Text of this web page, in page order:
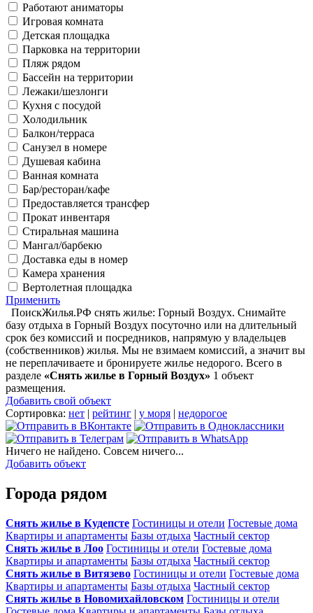
Работают аниматоры
Игровая комната
Детская площадка
Парковка на территории
Пляж рядом
Бассейн на территории
Лежаки/шезлонги
Кухня с посудой
Холодильник
Балкон/терраса
Санузел в номере
Душевая кабина
Ванная комната
Бар/ресторан/кафе
Предоставляется трансфер
Прокат инвентаря
Стиральная машина
Мангал/барбекю
Доставка еды в номер
Камера хранения
Вертолетная площадка
Применить
ПоискЖилья.РФ снять жилье: Горный Воздух. Снимайте
базу отдыха в Горный Воздух посуточно или на длительный
срок без комиссий и посредников, напрямую у владельцев
(собственников) жилья. Мы не взимаем комиссий, а значит вы
не переплачиваете и бронируете жилье недорого. Всего в
разделе «Снять жилье в Горный Воздух» 1 объект
размещения.
Добавить свой объект
Сортировка: нет | рейтинг | у моря | недорогое
Ничего не найдено. Совсем ничего...
Добавить объект
Города рядом
Снять жилье в Кудепсте Гостиницы и отели Гостевые дома
Квартиры и апартаменты Базы отдыха Частный сектор
Снять жилье в Лоо Гостиницы и отели Гостевые дома
Квартиры и апартаменты Базы отдыха Частный сектор
Снять жилье в Витязево Гостиницы и отели Гостевые дома
Квартиры и апартаменты Базы отдыха Частный сектор
Снять жилье в Новомихайловском Гостиницы и отели